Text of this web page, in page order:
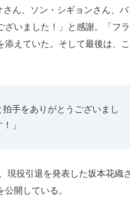
ん、ソン・シギョンさん、バ
いました！」と感謝。「フ
えていた。そして最後は、こ
手をありがとうございまし
」
現役引退を発表した坂本花織
開している。